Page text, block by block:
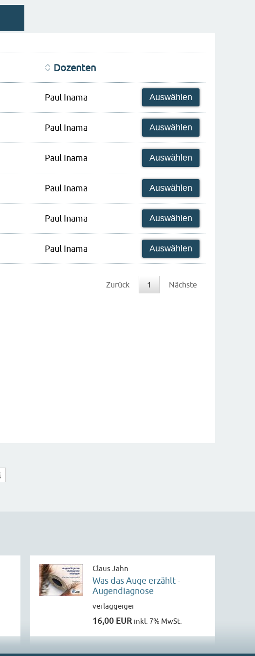
Dozenten
Paul Inama Auswählen
Paul Inama Auswählen
Paul Inama Auswählen
Paul Inama Auswählen
Paul Inama Auswählen
Paul Inama Auswählen
Zurück 1 Nächste
Claus Jahn
Was das Auge erzählt -
Augendiagnose
verlaggeiger
16,00 EUR inkl. 7% MwSt.